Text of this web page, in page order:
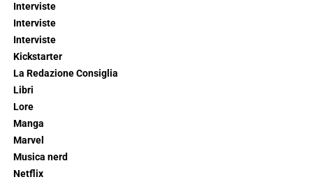
Interviste
Interviste
Interviste
Kickstarter
La Redazione Consiglia
Libri
Lore
Manga
Marvel
Musica nerd
Netflix